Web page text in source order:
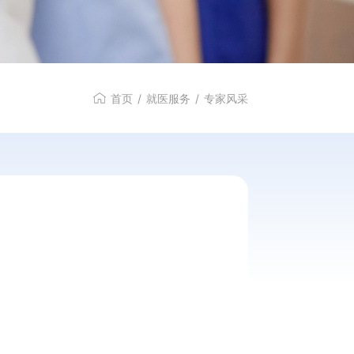
特色服务
首页 / 就医服务 / 专家风采